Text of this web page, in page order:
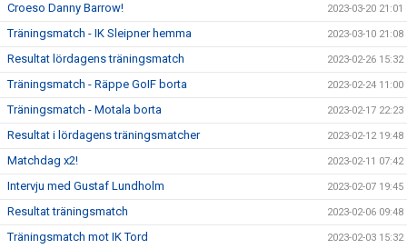
Croeso Danny Barrow! 2023-03-20 21:01
Träningsmatch - IK Sleipner hemma 2023-03-10 21:08
Resultat lördagens träningsmatch 2023-02-26 15:32
Träningsmatch - Räppe GoIF borta 2023-02-24 11:00
Träningsmatch - Motala borta 2023-02-17 22:23
Resultat i lördagens träningsmatcher 2023-02-12 19:48
Matchdag x2! 2023-02-11 07:42
Intervju med Gustaf Lundholm 2023-02-07 19:45
Resultat träningsmatch 2023-02-06 09:48
Träningsmatch mot IK Tord 2023-02-03 15:32